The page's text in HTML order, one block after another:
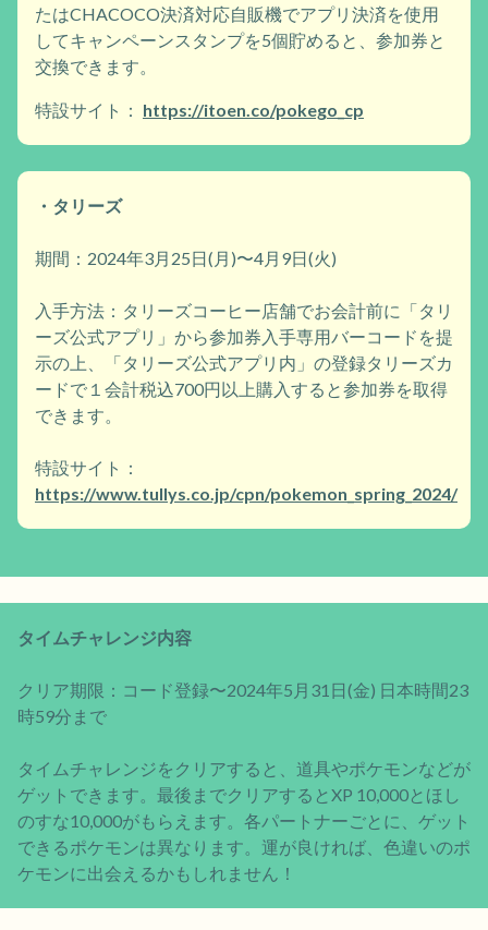
たはCHACOCO決済対応自販機でアプリ決済を使用
してキャンペーンスタンプを5個貯めると、参加券と
交換できます。
特設サイト： https://itoen.co/pokego_cp
・タリーズ
期間：2024年3月25日(月)〜4月9日(火)
入手方法：タリーズコーヒー店舗でお会計前に「タリ
ーズ公式アプリ」から参加券入手専用バーコードを提
示の上、「タリーズ公式アプリ内」の登録タリーズカ
ードで１会計税込700円以上購入すると参加券を取得
できます。
特設サイト：
https://www.tullys.co.jp/cpn/pokemon_spring_2024/
タイムチャレンジ内容
クリア期限：コード登録〜2024年5月31日(金) 日本時間23
時59分まで
タイムチャレンジをクリアすると、道具やポケモンなどが
ゲットできます。最後までクリアするとXP 10,000とほし
のすな10,000がもらえます。各パートナーごとに、ゲット
できるポケモンは異なります。運が良ければ、色違いのポ
ケモンに出会えるかもしれません！